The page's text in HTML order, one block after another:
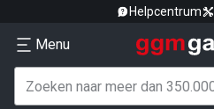
Helpcentrum
Menu